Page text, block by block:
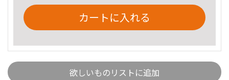
カートに入れる
欲しいものリストに追加